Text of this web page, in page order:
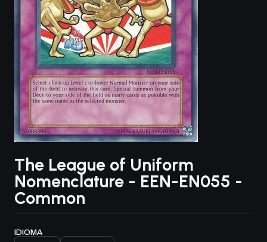
The League of Uniform
Nomenclature - EEN-EN055 -
Common
IDIOMA